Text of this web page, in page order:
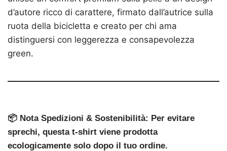
d’autore ricco di carattere, firmato dall’autrice sulla
ruota della bicicletta e creato per chi ama
distinguersi con leggerezza e consapevolezza
green.
📦 Nota Spedizioni & Sostenibilità: Per evitare
sprechi, questa t-shirt viene prodotta
ecologicamente solo dopo il tuo ordine.